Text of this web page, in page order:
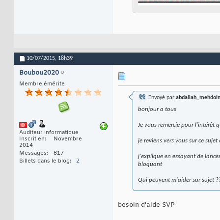
10/07/2015, 18h39
Boubou2020
Membre émérite
Auditeur informatique
Inscrit en
Novembre
2014
Messages
817
Billets dans le blog
2
Envoyé par
bonjour a tous
Je vous remercie pour l'intérêt
je reviens vers vous sur ce
j'explique en essayant de
bloquant
Qui peuvent m'aider sur sujet
besoin d'aide SVP